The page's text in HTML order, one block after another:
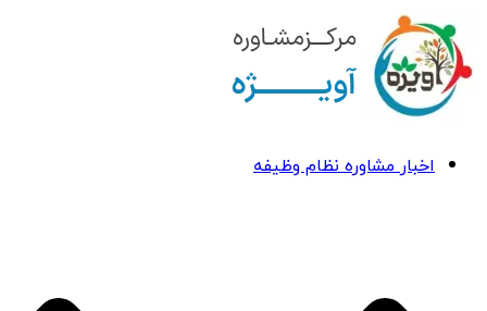
اخبار مشاوره نظام وظیفه